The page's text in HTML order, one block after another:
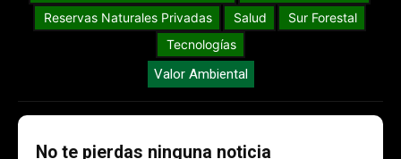
Reservas Naturales Privadas
Salud
Sur Forestal
Tecnologías
Valor Ambiental
No te pierdas ninguna noticia